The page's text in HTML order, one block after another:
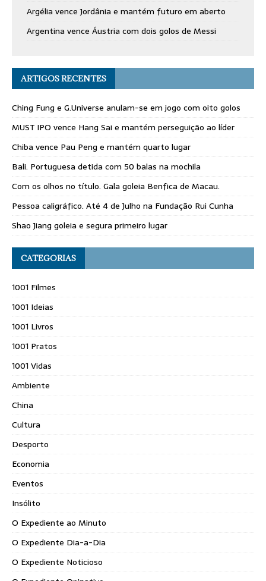
Argélia vence Jordânia e mantém futuro em aberto
Argentina vence Áustria com dois golos de Messi
ARTIGOS RECENTES
Ching Fung e G.Universe anulam-se em jogo com oito golos
MUST IPO vence Hang Sai e mantém perseguição ao líder
Chiba vence Pau Peng e mantém quarto lugar
Bali. Portuguesa detida com 50 balas na mochila
Com os olhos no título. Gala goleia Benfica de Macau.
Pessoa caligráfico. Até 4 de Julho na Fundação Rui Cunha
Shao Jiang goleia e segura primeiro lugar
CATEGORIAS
1001 Filmes
1001 Ideias
1001 Livros
1001 Pratos
1001 Vidas
Ambiente
China
Cultura
Desporto
Economia
Eventos
Insólito
O Expediente ao Minuto
O Expediente Dia-a-Dia
O Expediente Noticioso